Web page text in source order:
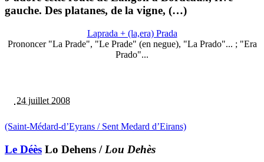
gauche. Des platanes, de la vigne, (…)
Laprada + (la,era) Prada
Prononcer "La Prade", "Le Prade" (en negue), "La Prado"... ; "Era
Prado"...
24 juillet 2008
(Saint-Médard-d’Eyrans / Sent Medard d’Eirans)
Le Déès Lo Dehens / Lou Dehès